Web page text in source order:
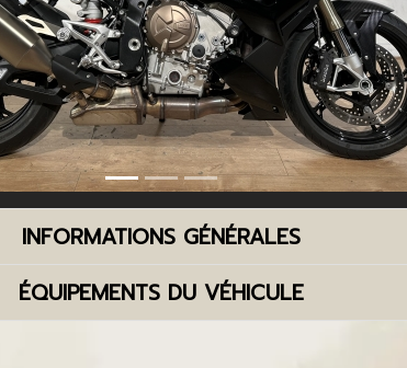
INFORMATIONS GÉNÉRALES
ÉQUIPEMENTS DU VÉHICULE